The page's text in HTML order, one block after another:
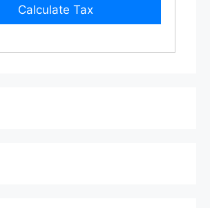
Calculate Tax